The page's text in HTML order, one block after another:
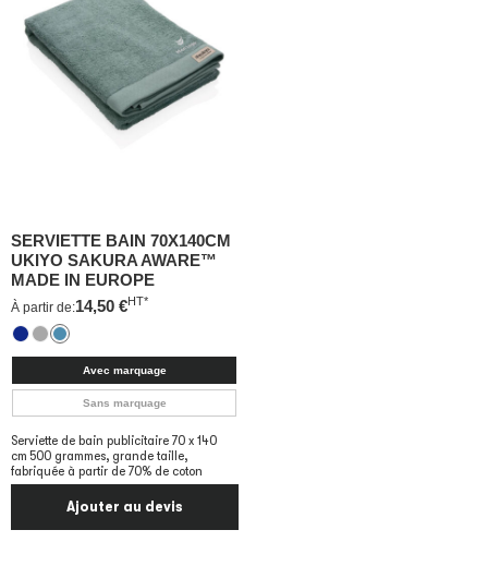
SERVIETTE BAIN 70X140CM
UKIYO SAKURA AWARE™
MADE IN EUROPE
À partir de:14,50 €HT*
Avec marquage
Sans marquage
Serviette de bain publicitaire 70 x 140
cm 500 grammes, grande taille,
fabriquée à partir de 70% de coton
Ajouter au devis